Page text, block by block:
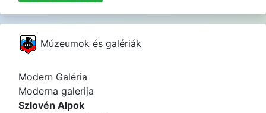
Múzeumok és galériák
Modern Galéria
Moderna galerija
Szlovén Alpok